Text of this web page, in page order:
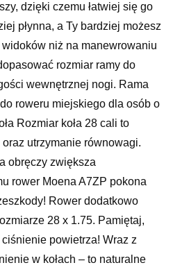
dzięki czemu łatwiej się go
płynna, a Ty bardziej możesz
niż na manewrowaniu
rozmiar ramy do
wewnętrznej nogi. Rama
roweru miejskiego dla osób o
Rozmiar koła 28 cali to
utrzymanie równowagi.
obręczy zwiększa
rower Moena A7ZP pokona
Rower dodatkowo
28 x 1.75. Pamiętaj,
powietrza! Wraz z
w kołach – to naturalne